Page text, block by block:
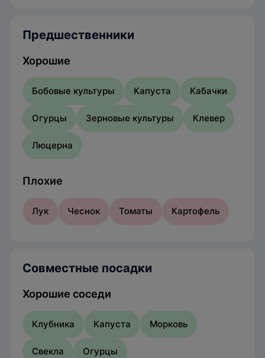
Предшественники
Хорошие
Бобовые культуры Капуста Кабачки
Огурцы Зерновые культуры Клевер
Люцерна
Плохие
Лук Чеснок Томаты Картофель
Совместные посадки
Хорошие соседи
Клубника Капуста Морковь
Свекла Огурцы